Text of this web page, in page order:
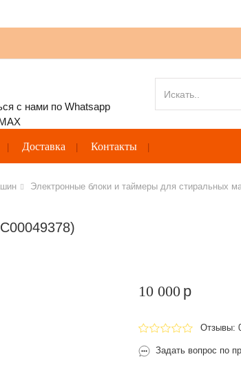
Доставка Контакты
Электронные блоки и таймеры для стиральных
10 000 p
Отзывы:
Задать вопрос по